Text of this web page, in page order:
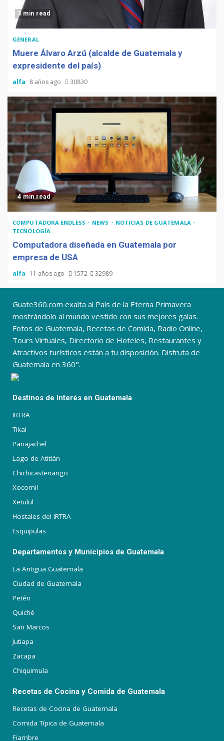
3 min read
GENERAL
Muere Álvaro Arzú (alcalde de Guatemala y
expresidente del país)
alfa 8 años ago 30830
4 min read
COMPUTADORA ENDLESS NEWS
NOTICIAS DE GUATEMALA
TECNOLOGÍA
Computadora diseñada en Guatemala por
empresa de USA
alfa 11 años ago 1572 32989
Guate360.com exalta al País de la Eterna Primavera
mostrándolo al mundo vestido con sus mejores galas.
Fotos de Guatemala, Recetas de Comida, Radio Online,
Tours Virtuales, Directorio de Hoteles, Restaurantes y
Atractivos turísticos están a tu disposición. Disfruta de
Guatemala en 360°.
Destinos de Interés en Guatemala
IRTRA
Tikal
Panajachel
Lago de Atitlán
Chichicastenango
Xocomil
Xetulul
Hostales del IRTRA
Esquipulas
Departamentos y Municipios de Guatemala
La Antigua Guatemala
Ciudad de Guatemala
Petén
Quiché
San Marcos
Jutiapa
Zacapa
Chiquimula
Recetas de Cocina y Comida de Guatemala
Recetas de Cocina de Guatemala
Comida Típica de Guatemala
Fiambre